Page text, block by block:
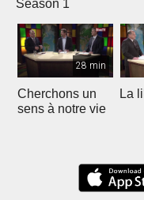
Season 1
28 min
Cherchons un
sens à notre vie
La